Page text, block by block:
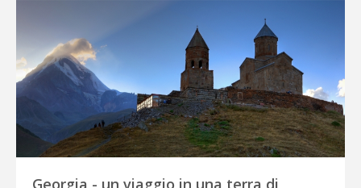
Georgia - un viaggio in una terra di